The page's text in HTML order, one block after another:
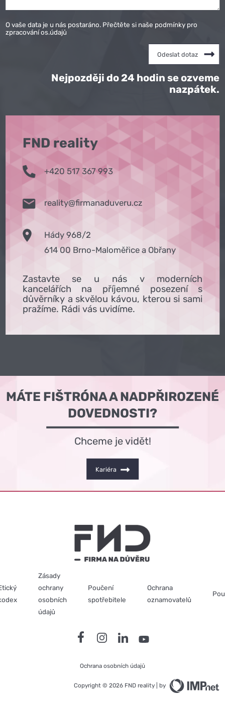
O vaše data je u nás postaráno. Přečtěte si naše podmínky pro
zpracování os.údajů
Nejpozději do 24 hodin se ozveme
nazpátek.
FND reality
+420 517 367 993
reality@firmanaduveru.cz
Hády 968/2
614 00 Brno-Maloměřice a Obřany
Zastavte se u nás v moderních
kancelářích na příjemné posezení s
důvěrníky a skvělou kávou, kterou si sami
pražíme. Rádi vás uvidíme.
MÁTE FIŠTRÓNA A NADPŘIROZENÉ
DOVEDNOSTI?
Chceme je vidět!
Kariéra
Zásady
ochrany
osobních
údajů
Poučení
spotřebitele
Ochrana
oznamovatelů
Ochrana osobních údajů
Copyright © 2026 FND reality | by